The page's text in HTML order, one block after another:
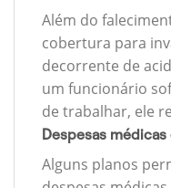
Além do
cobertura para
decorrente de
um funcionário
de trabalhar, ele
Despesas
Alguns planos